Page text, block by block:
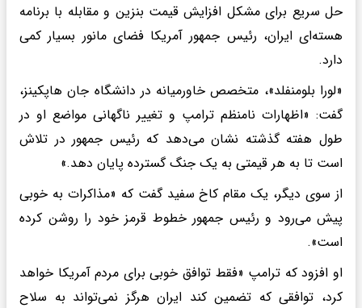
حل سریع برای مشکل افزایش قیمت بنزین و مقابله با برنامه
هسته‌ای ایران، رئیس جمهور آمریکا فضای مانور بسیار کمی
دارد.
«لورا بلومنفلد»، متخصص خاورمیانه در دانشگاه جان هاپکینز،
گفت: «اظهارات نامنظم ترامپ و تغییر ناگهانی مواضع او در
طول هفته گذشته نشان می‌دهد که رئیس جمهور در تلاش
است تا به هر قیمتی به یک جنگ گسترده پایان دهد.»
از سوی دیگر، یک مقام کاخ سفید گفت که «مذاکرات به خوبی
پیش می‌رود و رئیس جمهور خطوط قرمز خود را روشن کرده
است».
او افزود که ترامپ «فقط توافق خوبی برای مردم آمریکا خواهد
کرد، توافقی که تضمین کند ایران هرگز نمی‌تواند به سلاح